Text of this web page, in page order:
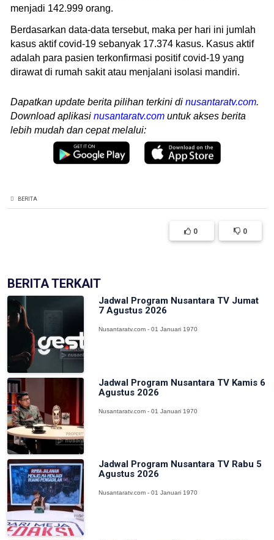
menjadi 142.999 orang.
Berdasarkan data-data tersebut, maka per hari ini jumlah
kasus aktif covid-19 sebanyak 17.374 kasus. Kasus aktif
adalah para pasien terkonfirmasi positif covid-19 yang
dirawat di rumah sakit atau menjalani isolasi mandiri.
Dapatkan update berita pilihan terkini di nusantaratv.com.
Download aplikasi nusantaratv.com untuk akses berita
lebih mudah dan cepat melalui:
BERITA
0 0
BERITA TERKAIT
Jadwal Program Nusantara TV Jumat
7 Agustus 2026
Nusantaratv.com - 01 Januari 1970
Jadwal Program Nusantara TV Kamis 6
Agustus 2026
Nusantaratv.com - 01 Januari 1970
Jadwal Program Nusantara TV Rabu 5
Agustus 2026
Nusantaratv.com - 01 Januari 1970